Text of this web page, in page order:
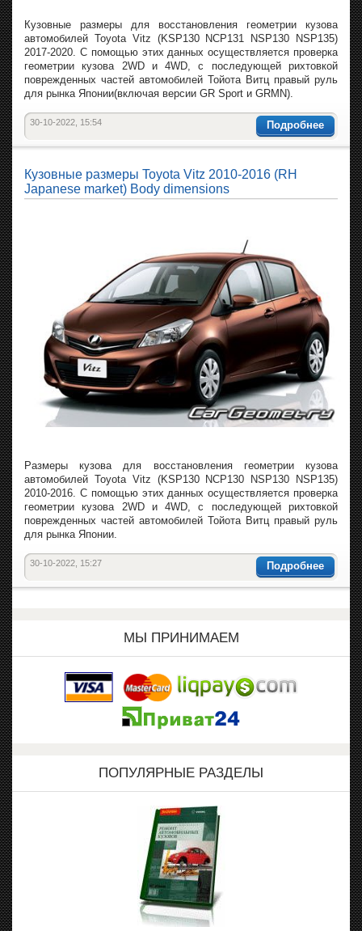
Кузовные размеры для восстановления геометрии кузова
автомобилей Toyota Vitz (KSP130 NCP131 NSP130 NSP135)
2017-2020. С помощью этих данных осуществляется проверка
геометрии кузова 2WD и 4WD, с последующей рихтовкой
поврежденных частей автомобилей Тойота Витц правый руль
для рынка Японии(включая версии GR Sport и GRMN).
Подробнее
30-10-2022, 15:54
Кузовные размеры Toyota Vitz 2010-2016 (RH
Japanese market) Body dimensions
Размеры кузова для восстановления геометрии кузова
автомобилей Toyota Vitz (KSP130 NCP130 NSP130 NSP135)
2010-2016. С помощью этих данных осуществляется проверка
геометрии кузова 2WD и 4WD, с последующей рихтовкой
поврежденных частей автомобилей Тойота Витц правый руль
для рынка Японии.
Подробнее
30-10-2022, 15:27
МЫ ПРИНИМАЕМ
ПОПУЛЯРНЫЕ РАЗДЕЛЫ